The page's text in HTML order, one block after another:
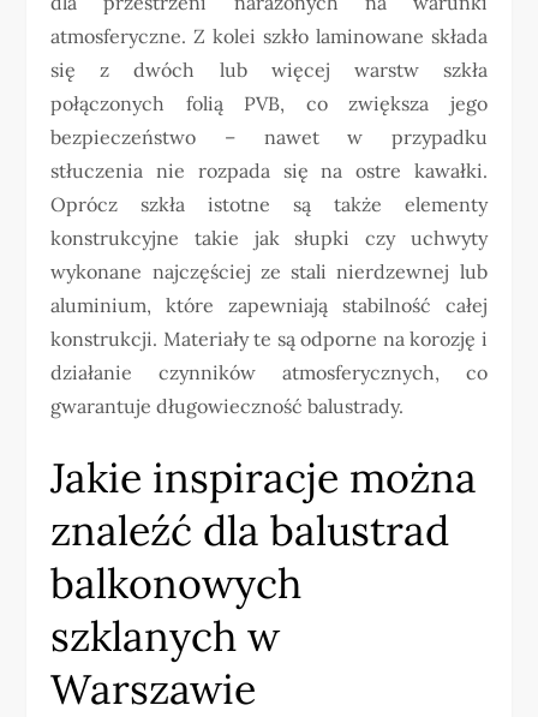
atmosferyczne. Z kolei szkło laminowane składa
się z dwóch lub więcej warstw szkła
połączonych folią PVB, co zwiększa jego
bezpieczeństwo – nawet w przypadku
stłuczenia nie rozpada się na ostre kawałki.
Oprócz szkła istotne są także elementy
konstrukcyjne takie jak słupki czy uchwyty
wykonane najczęściej ze stali nierdzewnej lub
aluminium, które zapewniają stabilność całej
konstrukcji. Materiały te są odporne na korozję i
działanie czynników atmosferycznych, co
gwarantuje długowieczność balustrady.
Jakie inspiracje można
znaleźć dla balustrad
balkonowych
szklanych w
Warszawie